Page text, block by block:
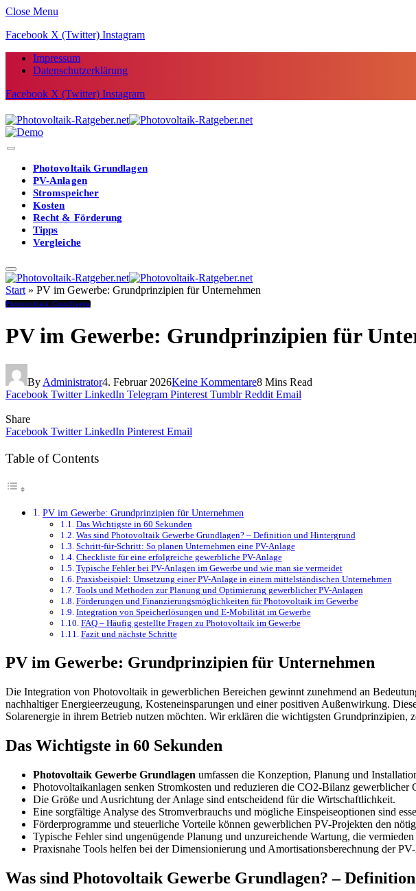
Close Menu
Facebook X (Twitter) Instagram
Impressum
Datenschutzerklärung
Facebook X (Twitter) Instagram
Photovoltaik Grundlagen
PV-Anlagen
Stromspeicher
Kosten
Recht & Förderung
Tipps
Vergleiche
Start » PV im Gewerbe: Grundprinzipien für Unternehmen
Photovoltaik Grundlagen
PV im Gewerbe: Grundprinzipien für
By Administrator4. Februar 2026Keine Kommentare8 Mins Read
Facebook Twitter LinkedIn Telegram Pinterest Tumblr Reddit Email
Share
Facebook Twitter LinkedIn Pinterest Email
Table of Contents
PV im Gewerbe: Grundprinzipien für Unternehmen
Das Wichtigste in 60 Sekunden
Was sind Photovoltaik Gewerbe Grundlagen? – Definition und Hintergrund
Schritt-für-Schritt: So planen Unternehmen eine PV-Anlage
Checkliste für eine erfolgreiche gewerbliche PV-Anlage
Typische Fehler bei PV-Anlagen im Gewerbe und wie man sie vermeidet
Praxisbeispiel: Umsetzung einer PV-Anlage in einem mittelständischen Unternehmen
Tools und Methoden zur Planung und Optimierung gewerblicher PV-Anlagen
Förderungen und Finanzierungsmöglichkeiten für Photovoltaik im Gewerbe
Integration von Speicherlösungen und E-Mobilität im Gewerbe
FAQ – Häufig gestellte Fragen zu Photovoltaik im Gewerbe
Fazit und nächste Schritte
PV im Gewerbe: Grundprinzipien für Unternehmen
Die Integration von Photovoltaik in gewerblichen Bereichen gewinnt zunehmend an
nachhaltiger Energieerzeugung, Kosteneinsparungen und einer positiven Außenwirkung.
Solarenergie in ihrem Betrieb nutzen möchten. Wir erklären die wichtigsten Grundprinzipien,
Das Wichtigste in 60 Sekunden
Photovoltaik Gewerbe Grundlagen umfassen die Konzeption, Planung und
Photovoltaikanlagen senken Stromkosten und reduzieren die CO2-Bilanz gewerblicher
Die Größe und Ausrichtung der Anlage sind entscheidend für die Wirtschaftlichkeit.
Eine sorgfältige Analyse des Stromverbrauchs und mögliche Einspeiseoptionen sind
Förderprogramme und steuerliche Vorteile können gewerblichen PV-Projekten den
Typische Fehler sind ungenügende Planung und unzureichende Wartung, die
Praxisnahe Tools helfen bei der Dimensionierung und Amortisationsberechnung der
Was sind Photovoltaik Gewerbe Grundlagen? –